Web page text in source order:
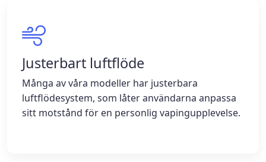
Justerbart luftflöde
Många av våra modeller har justerbara
luftflödesystem, som låter användarna anpassa
sitt motstånd för en personlig vapingupplevelse.